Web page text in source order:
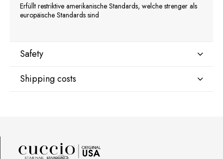
Erfüllt restriktive amerikanische Standards, welche strenger als
europäische Standards sind
Safety
Manufacturer
800 762 6245
Shipping costs